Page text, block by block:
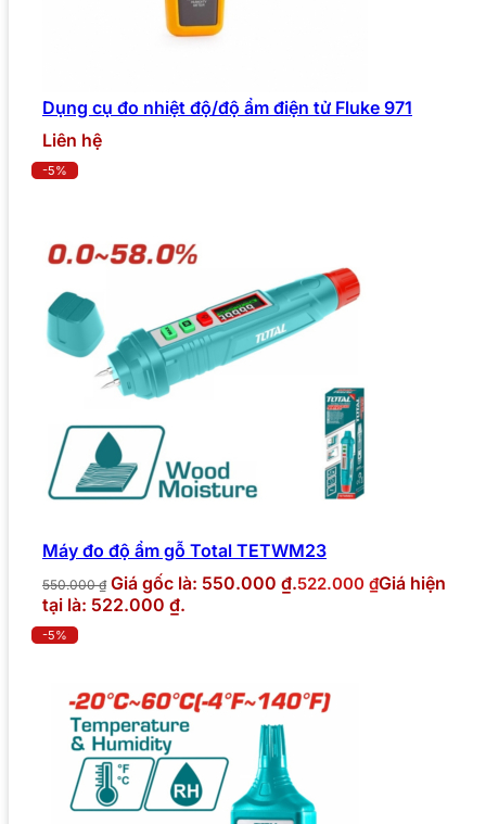
Dụng cụ đo nhiệt độ/độ ẩm điện tử Fluke 971
Liên hệ
-5%
Máy đo độ ẩm gỗ Total TETWM23
550.000₫ Giá gốc là: 550.000 ₫.522.000 ₫Giá hiện
tại là: 522.000 ₫.
-5%